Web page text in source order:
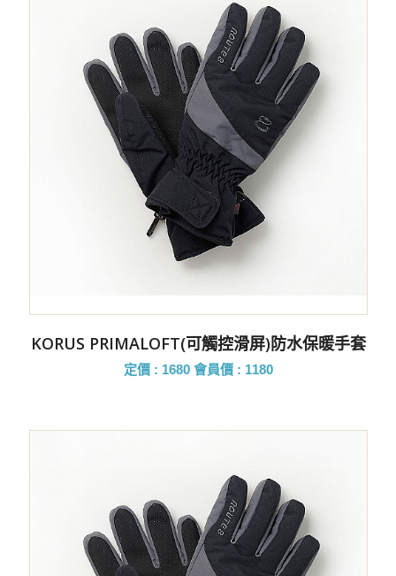
KORUS PRIMALOFT(可觸控滑屏)防水保暖手套
定價 : 1680 會員價 : 1180